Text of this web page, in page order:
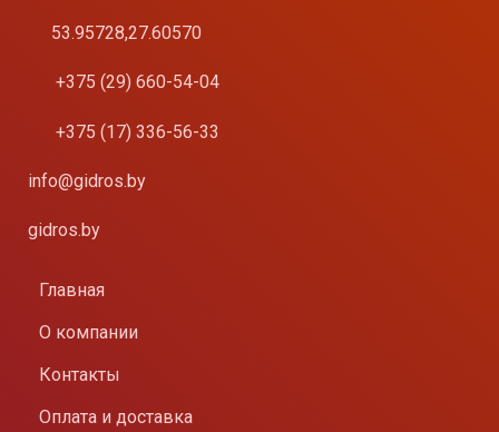
53.95728,27.60570
+375 (29) 660-54-04
+375 (17) 336-56-33
info@gidros.by
gidros.by
Главная
О компании
Контакты
Оплата и доставка